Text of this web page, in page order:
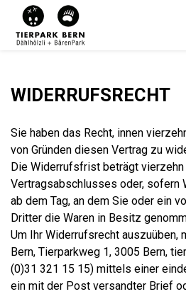
WIDERRUFSRECHT
Sie haben das Recht, innen
von Gründen diesen Vertrag zu
Die Widerrufsfrist beträgt vierzehn
Vertragsabschlusses oder, sofern
ab dem Tag, an dem Sie oder ein
Dritter die Waren in Besitz
Um Ihr Widerrufsrecht auszuüben,
Bern, Tierparkweg 1, 3005 Bern,
(0)31 321 15 15) mittels einer
ein mit der Post versandter Brief